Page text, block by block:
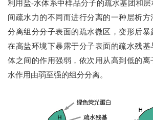
利用盐-水体系中样品分子的疏水基团和
间疏水力的不同而进行分离的一种层析方
分离组分分子表面的疏水微区，变形后
在高盐环境下暴露于分子表面的疏水残
体之间的作用强弱，依次用从高到低的
水作用由弱至强的组分分离。